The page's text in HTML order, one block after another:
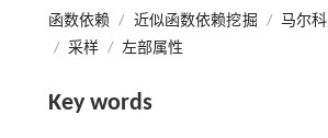
函数依赖 / 近似函数依赖挖掘 / 马尔
/ 采样 / 左部属性
Key words